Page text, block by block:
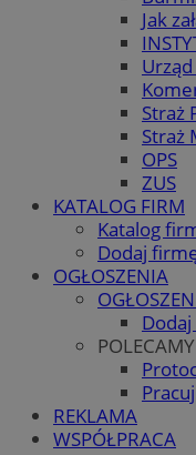
Jak
Straż
Straż
OPS
ZUS
KATALOG FIRM
Katalog
Dodaj
OGŁOSZENIA
Dodaj
POLECAMY
REKLAMA
WSPÓŁPRACA